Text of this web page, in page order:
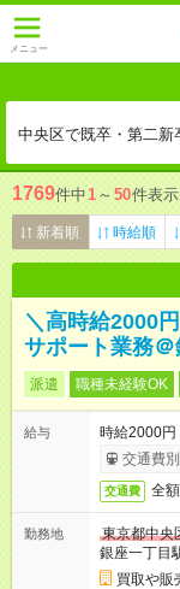
メニュー
中央区で既卒・第二新
1769件中1 ～ 50件表示
新着順 時給順
＼高時給2000
サポート業務
派遣 職種未経験OK
給与
時給2000円
交通費
交通費 全
勤務地
東京都中央
銀座一丁目
買取や販